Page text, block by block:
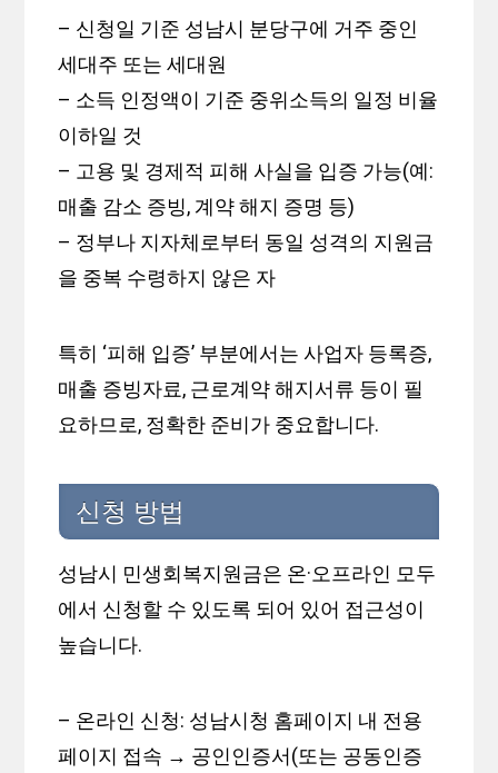
– 신청일 기준 성남시 분당구에 거주 중인
세대주 또는 세대원
– 소득 인정액이 기준 중위소득의 일정 비율
이하일 것
– 고용 및 경제적 피해 사실을 입증 가능(예:
매출 감소 증빙, 계약 해지 증명 등)
– 정부나 지자체로부터 동일 성격의 지원금
을 중복 수령하지 않은 자
특히 ‘피해 입증’ 부분에서는 사업자 등록증,
매출 증빙자료, 근로계약 해지서류 등이 필
요하므로, 정확한 준비가 중요합니다.
신청 방법
성남시 민생회복지원금은 온·오프라인 모두
에서 신청할 수 있도록 되어 있어 접근성이
높습니다.
– 온라인 신청: 성남시청 홈페이지 내 전용
페이지 접속 → 공인인증서(또는 공동인증